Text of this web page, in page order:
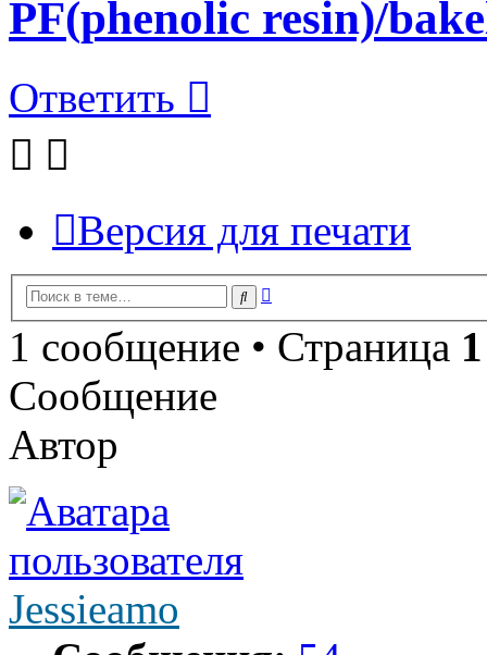
PF(phenolic resin)/
Ответить
Версия для печати
Поиск
1 сообщение • Страница 1
Сообщение
Автор
Jessieamo